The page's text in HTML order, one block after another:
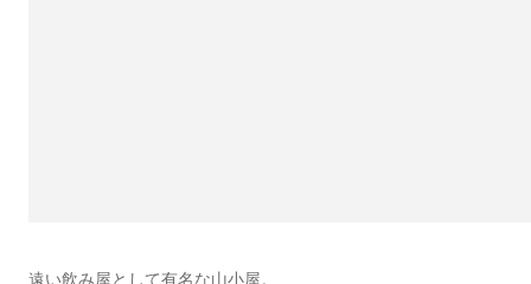
遠い飲み屋として有名な山小屋。